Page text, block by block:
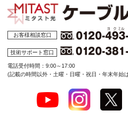
お客様相談窓口
技術サポート窓口
電話受付時間：9:00～17:00
(記載の時間以外・土曜・日曜・祝日・年末年始